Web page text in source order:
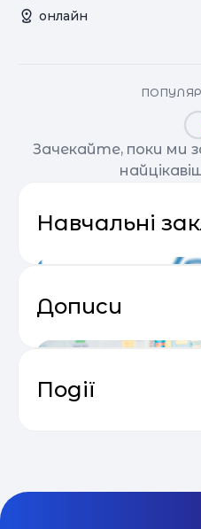
онлайн
Зачекайте, поки ми
Навчальні
Дописи
Події